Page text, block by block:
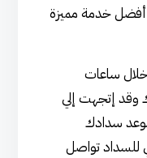
أفضل خدمة مميزة
ساعات
وقد إتجهت إلي
سدادك
للسداد تواصل